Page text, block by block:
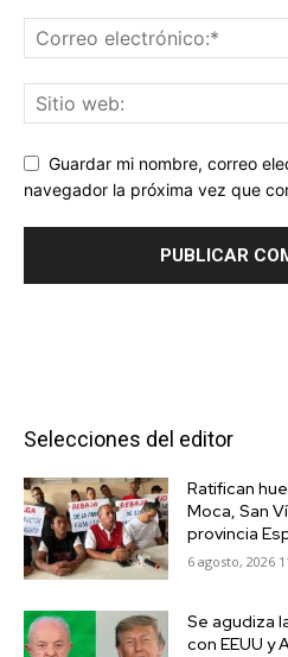
Guardar mi nombre, correo
navegador la próxima vez que
Selecciones del editor
Ratifican
Moca, San
provincia
6 agosto, 2026
Se agudiza
con EEUU y